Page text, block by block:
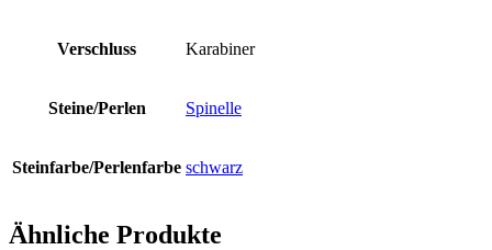
Verschluss Karabiner
Steine/Perlen Spinelle
Steinfarbe/Perlenfarbe schwarz
Ähnliche Produkte